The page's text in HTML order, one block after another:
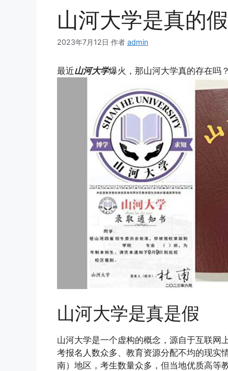
山河大学是真的
2023年7月12日 作者 admin
最近山河大学爆火，那山河大学真的存在吗
山河大学是真是假
山河大学是一个虚构的概念，源自于互联
考报名人数众多、教育资源分配不均的现实
南）地区，考生数量众多，但当地优质高等